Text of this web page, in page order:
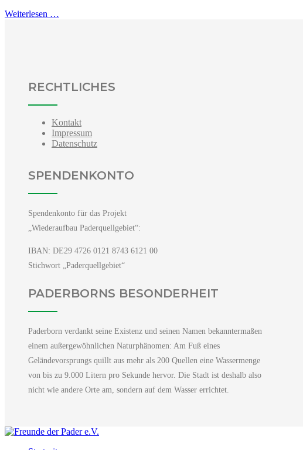
Weiterlesen …
RECHTLICHES
Kontakt
Impressum
Datenschutz
SPENDENKONTO
Spendenkonto für das Projekt
„Wiederaufbau Paderquellgebiet“:
IBAN: DE29 4726 0121 8743 6121 00
Stichwort „Paderquellgebiet“
PADERBORNS BESONDERHEIT
Paderborn verdankt seine Existenz und seinen Namen bekanntermaßen
einem außergewöhnlichen Naturphänomen: Am Fuß eines
Geländevorsprungs quillt aus mehr als 200 Quellen eine Wassermenge
von bis zu 9.000 Litern pro Sekunde hervor. Die Stadt ist deshalb also
nicht wie andere Orte am, sondern auf dem Wasser errichtet.